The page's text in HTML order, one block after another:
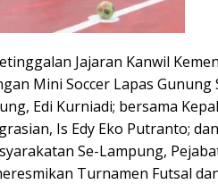
Jajaran Kanwil
Mini Soccer Lapas
Edi Kurniadi; bersama
Is Edy Eko Putranto;
Se-Lampung,
Turnamen Futsal